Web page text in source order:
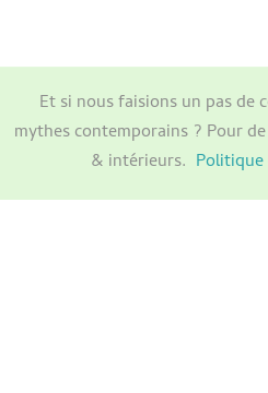
Et si nous faisions un pas de
mythes contemporains ? Pour
& intérieurs.